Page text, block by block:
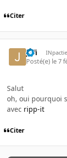
Citer
jufi
Posté(e) le 7
Salut
oh, oui pourquoi
avec ripp-it
Citer